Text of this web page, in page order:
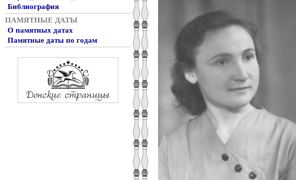
Библиография
ПАМЯТНЫЕ ДАТЫ
О памятных датах
Памятные даты по годам